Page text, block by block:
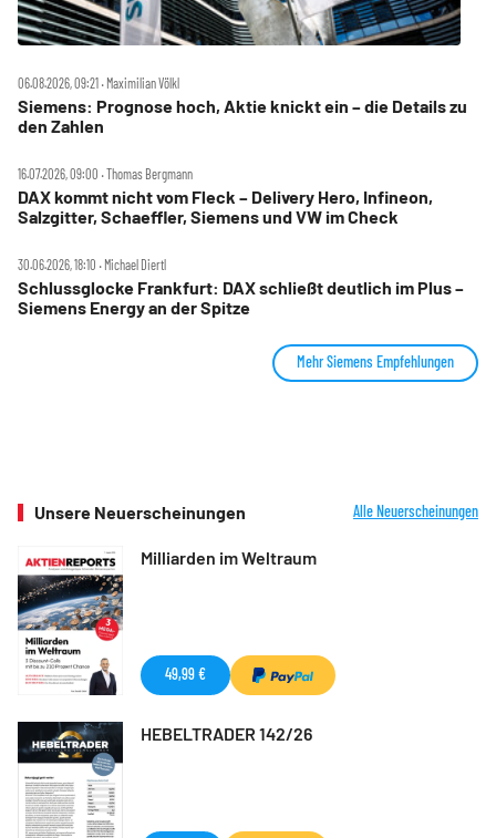
06.08.2026, 09:21 ‧ Maximilian Völkl
Siemens: Prognose hoch, Aktie knickt ein – die Details zu
den Zahlen
16.07.2026, 09:00 ‧ Thomas Bergmann
DAX kommt nicht vom Fleck – Delivery Hero, Infineon,
Salzgitter, Schaeffler, Siemens und VW im Check
30.06.2026, 18:10 ‧ Michael Diertl
Schlussglocke Frankfurt: DAX schließt deutlich im Plus –
Siemens Energy an der Spitze
Mehr Siemens Empfehlungen
Unsere Neuerscheinungen Alle Neuerscheinungen
Milliarden im Weltraum
49,99 €
HEBELTRADER 142/26